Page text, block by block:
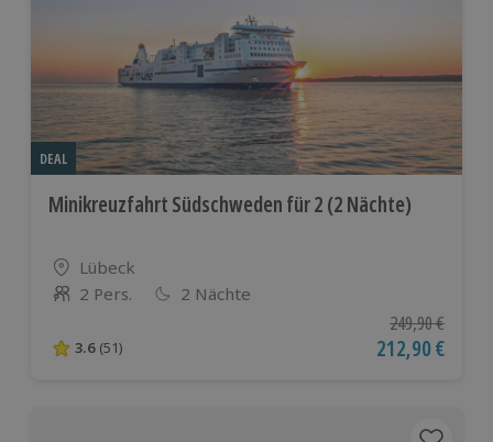
DEAL
Minikreuzfahrt Südschweden für 2 (2 Nächte)
Standort
Lübeck
Anzahl der Teilnehmer
2 Pers. 2 Nächte
3.6 von 5 Sternen basierend auf 51 Bewertungen
3.6 (51)
Ursprünglicher
249,90 €
Aktueller Preis
212,90 €